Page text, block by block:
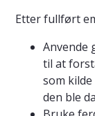
Etter fullført
Anvende
til at
som
den ble